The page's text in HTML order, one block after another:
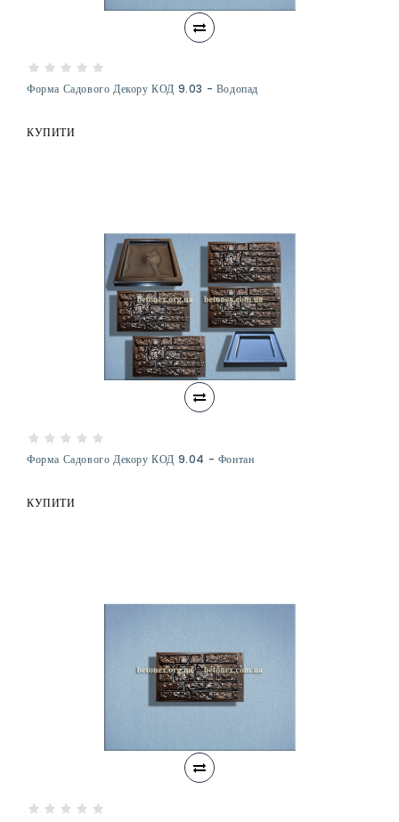
Форма Садового Декору КОД 9.03 - Водопад
КУПИТИ
Форма Садового Декору КОД 9.04 - Фонтан
КУПИТИ